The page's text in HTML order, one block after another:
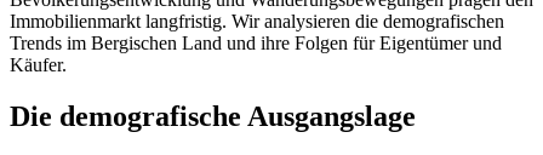
Immobilienmarkt langfristig. Wir analysieren die demografischen
Trends im Bergischen Land und ihre Folgen für Eigentümer und
Käufer.
Die demografische Ausgangslage